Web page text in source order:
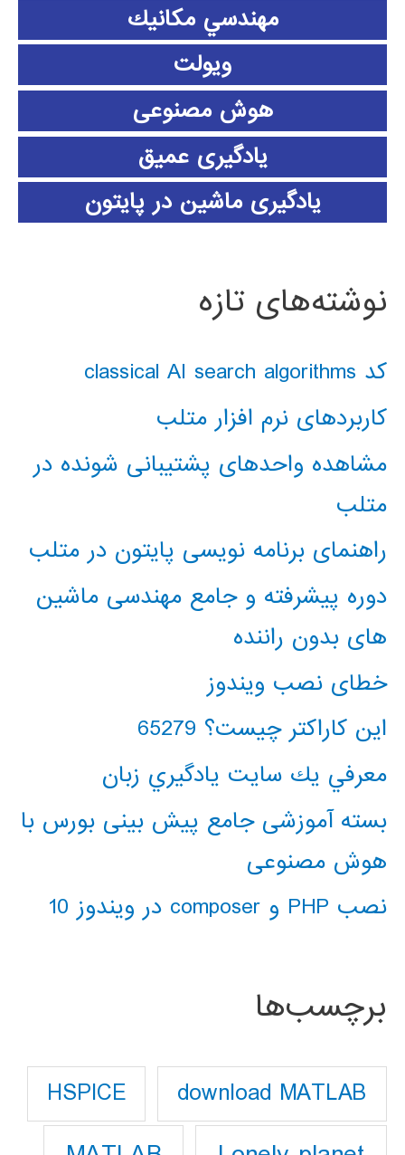
مهندسي مكانيك
ویولت
هوش مصنوعی
یادگیری عمیق
یادگیری ماشین در پایتون
نوشته‌های تازه
کد classical AI search algorithms
کاربردهای نرم افزار متلب
مشاهده واحدهای پشتیبانی شونده در
متلب
راهنمای برنامه نویسی پایتون در متلب
دوره پیشرفته و جامع مهندسی ماشین
های بدون راننده
خطای نصب ویندوز
این کاراکتر چیست؟ 65279
معرفي يك سايت يادگيري زبان
بسته آموزشی جامع پیش بینی بورس با
هوش مصنوعی
نصب PHP و composer در ویندوز 10
برچسب‌ها
download MATLAB
HSPICE